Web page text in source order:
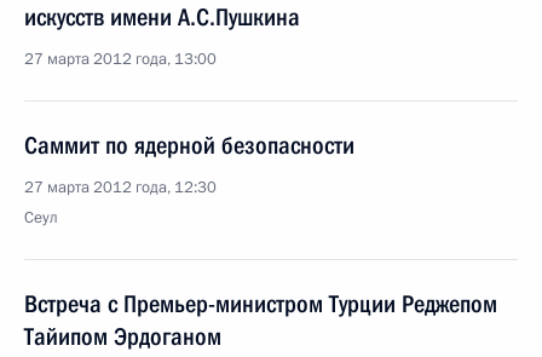
искусств имени А.С.Пушкина
27 марта 2012 года, 13:00
Саммит по ядерной безопасности
27 марта 2012 года, 12:30
Сеул
Встреча с Премьер-министром Турции Реджепом
Тайипом Эрдоганом